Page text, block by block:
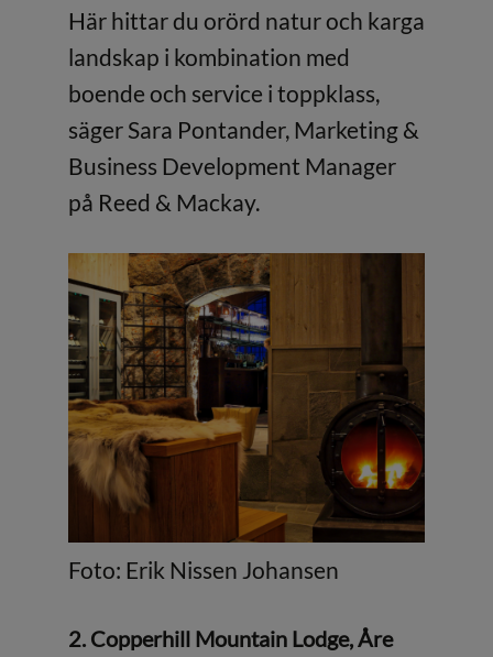
Här hittar du orörd natur och karga
landskap i kombination med
boende och service i toppklass,
säger Sara Pontander, Marketing &
Business Development Manager
på Reed & Mackay.
Foto: Erik Nissen Johansen
2. Copperhill Mountain Lodge, Åre